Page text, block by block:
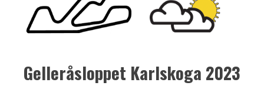
Gelleråsloppet Karlskoga 2023